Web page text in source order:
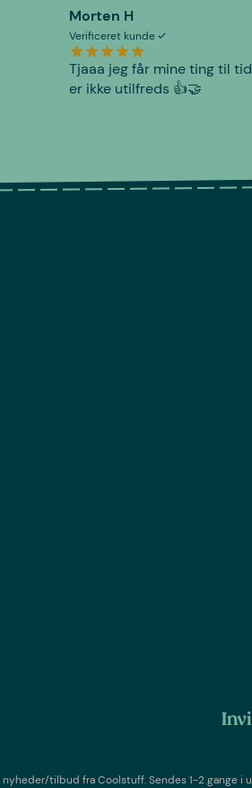
Morten H
Verificeret kunde
Tjaaa jeg får mine ting til
er ikke utilfreds 👍🤝
nyheder/tilbud fraCoolstuff. Sendes 1-2 gange i